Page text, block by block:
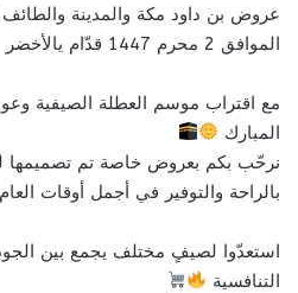
الموافق 2 محرم 1447 قدّام يالأخضر
مع اقتراب موسم العطلة الصيفية
المبارك
نرحّب بكم بعروض خاصة تم تصميمها
بالراحة والتوفير في أجمل أوقات العام
استعدّوا لصيفٍ مختلف يجمع بين
التنافسية